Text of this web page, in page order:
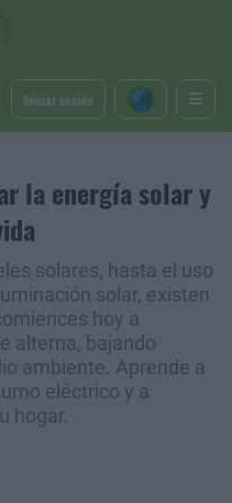
Iniciar sesión
la energía solar y
solares, hasta el uso
solar, existen
hoy a
alterna, bajando
ambiente. Aprende a
eléctrico y a
hogar.